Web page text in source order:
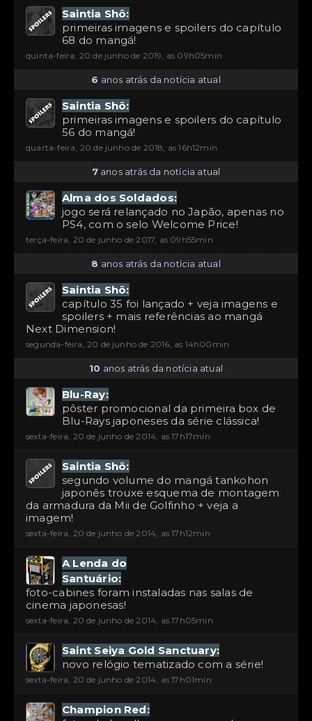
Saintia Shô:
primeiras imagens e spoilers do capítulo
68 do mangá!
quinta-feira, 20 de junho de 2019, as 09h05min
6 anos atrás da notícia atual
Saintia Shô:
primeiras imagens e spoilers do capítulo
56 do mangá!
quarta-feira, 20 de junho de 2018, as 16h12min
7anos atrás da notícia atual
Alma dos Soldados:
jogo será relançado no Japão, apenas no
PS4, com o selo Welcome Price!
terça-feira, 20 de junho de 2017, as 09h55min
8 anos atrás da notícia atual
Saintia Shô:
capítulo 35 foi lançado + veja imagens e
spoilers + mais referências ao mangá
Next Dimension!
segunda-feira, 20 de junho de 2016, as 14h00min
10 anos atrás da notícia atual
Blu-Ray:
pôster promocional da primeira box de
Blu-Rays japoneses da série clássica!
sexta-feira, 20 de junho de 2014, as 17h17min
Saintia Shô:
segundo volume do mangá tankohon
japonês trouxe esquema de montagem
da armadura da Mii de Golfinho + veja a
imagem!
sexta-feira, 20 de junho de 2014, as 17h12min
A Lenda do
Santuário:
foto-cabines foram instaladas nas salas de
cinema japonesas!
sexta-feira, 20 de junho de 2014, as 17h05min
Saint Seiya Gold Sanctuary:
novo relógio tematizado com a série!
sexta-feira, 20 de junho de 2014, as 17h01min
Champion Red: